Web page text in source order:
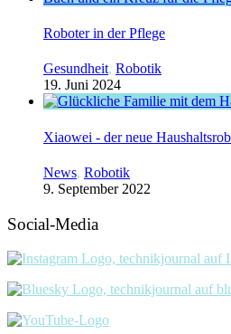
Roboter in der Pflege
Gesundheit, Robotik
19. Juni 2024
Xiaowei - der neue
News, Robotik
9. September 2022
Social-Media